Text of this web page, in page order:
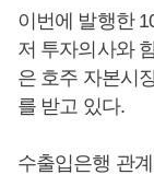
이번에 발행한
저 투자의사와
은 호주 자본시
를 받고 있다.
수출입은행 관